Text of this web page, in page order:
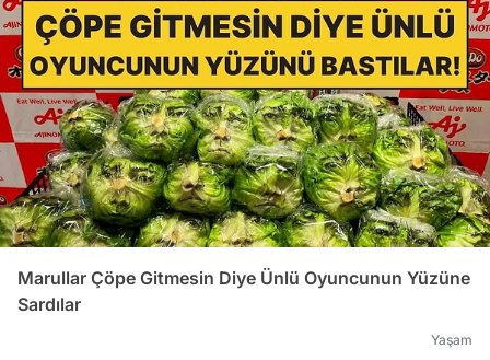
Marullar Çöpe Gitmesin Diye Ünlü Oyuncunun Yüzüne
Sardılar
Yaşam